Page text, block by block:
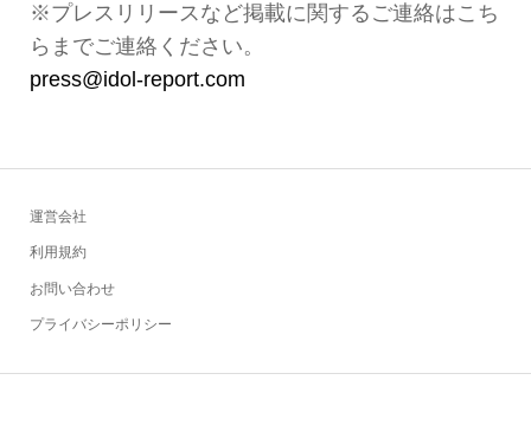
※プレスリリースなど掲載に関するご連絡はこち
らまでご連絡ください。
press@idol-report.com
運営会社
利用規約
お問い合わせ
プライバシーポリシー